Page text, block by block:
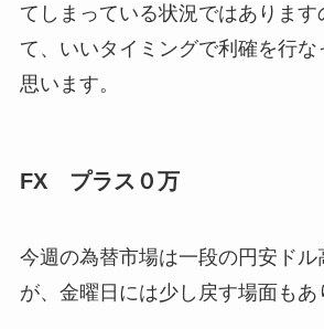
てしまっている状況ではあります
て、いいタイミングで利確を行な
思います。
FX プラス０万
今週の為替市場は一段の円安ドル
が、金曜日には少し戻す場面もあ